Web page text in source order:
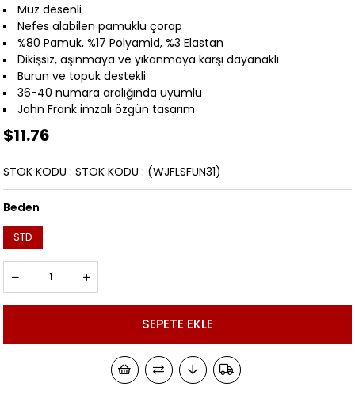
Muz desenli
Nefes alabilen pamuklu çorap
%80 Pamuk, %17 Polyamid, %3 Elastan
Dikişsiz, aşınmaya ve yıkanmaya karşı dayanaklı
Burun ve topuk destekli
36-40 numara aralığında uyumlu
John Frank imzalı özgün tasarım
$11.76
(WJFLSFUN31)
STOK KODU STOK KODU
Beden
STD